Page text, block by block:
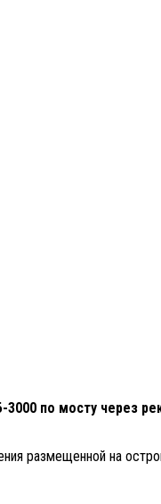
по мосту через
размещенной на